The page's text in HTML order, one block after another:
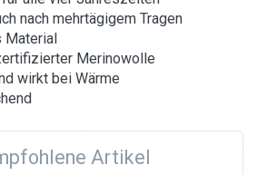
nach mehrtägigem Tragen
Material
Merinowolle
wirkt bei Wärme
Artikel